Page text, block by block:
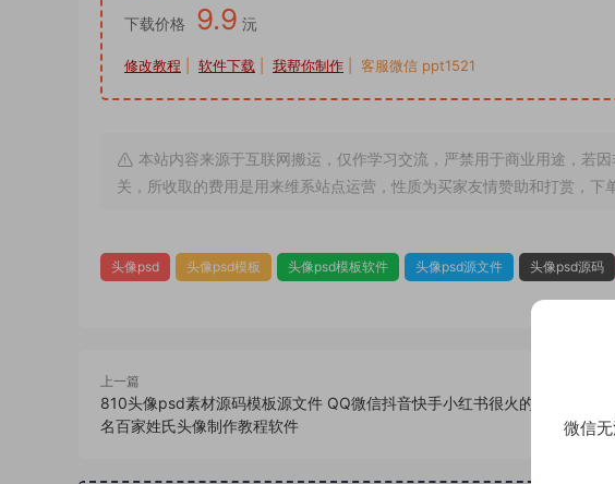
下载价格 9.9 沅
修改教程 软件下载 我帮你制作 | 客服微信 ppt1521
本站内容来源于互联网搬运，仅作学习交流，严禁用于商业用途，若
关，所收取的费用是用来维系站点运营，性质为买家友情赞助和打赏，下
头像psd 头像psd模板 头像psd模板软件 头像psd源文件 头像psd源码
上一篇
810头像psd素材源码模板源文件 QQ微信抖音快手小红书很火的签
名百家姓氏头像制作教程软件
812
微信